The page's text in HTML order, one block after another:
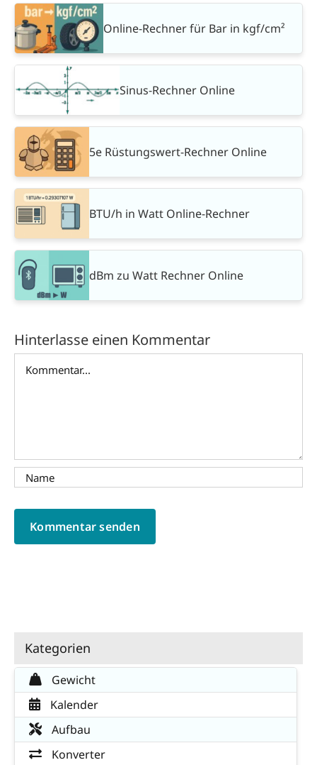
Online-Rechner für Bar in kgf/cm²
Sinus-Rechner Online
5e Rüstungswert-Rechner Online
BTU/h in Watt Online-Rechner
dBm zu Watt Rechner Online
Hinterlasse einen Kommentar
Kategorien
Gewicht
Kalender
Aufbau
Konverter